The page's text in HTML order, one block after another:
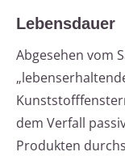
Lebensdauer
Abgesehen vom
dem Verfall
Produkten